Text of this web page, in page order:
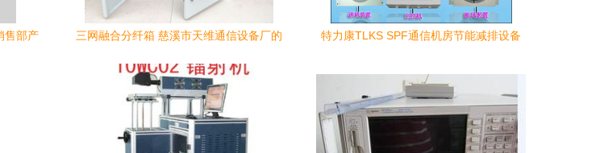
售部产
三网融合分纤箱 慈溪市天维通信设备厂的
特力康TLKS SPF通信机房节能减排设备